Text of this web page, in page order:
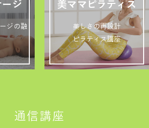
ジ
ジの融
美ママピラティス
美しさの再設計
ピラティス講座
通信講座